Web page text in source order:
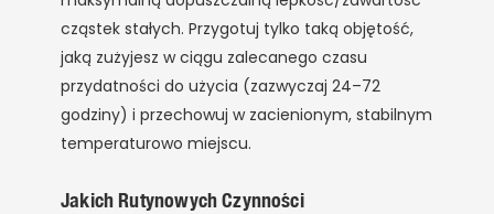
cząstek stałych. Przygotuj tylko taką objętość,
jaką zużyjesz w ciągu zalecanego czasu
przydatności do użycia (zazwyczaj 24–72
godziny) i przechowuj w zacienionym, stabilnym
temperaturowo miejscu.
Jakich Rutynowych Czynności